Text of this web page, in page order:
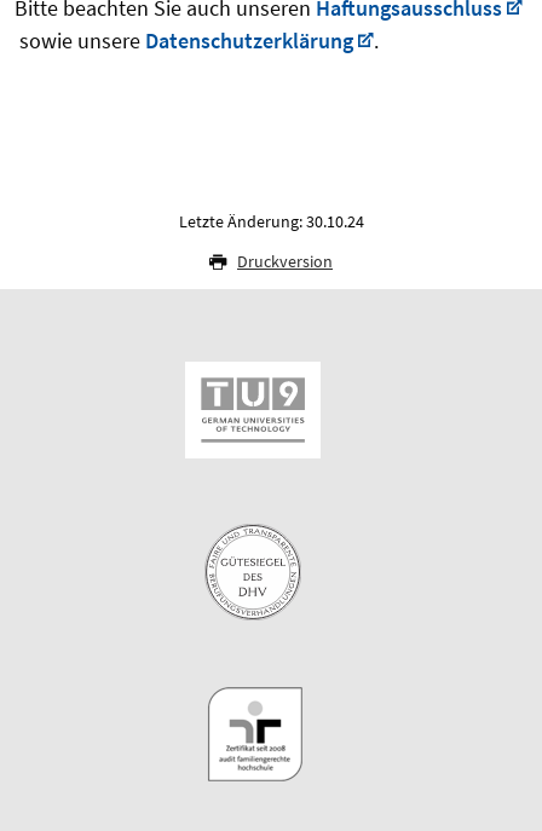
Bitte beachten Sie auch unseren Haftungsausschluss
sowie unsere Datenschutzerklärung .
Letzte Änderung: 30.10.24
Druckversion